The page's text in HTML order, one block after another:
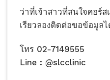
ว่าที่เจ้าสาวที่สนใจคอร์
เรียวลองติดต่อขอข้อมู
โทร 02-7149555
Line : @slcclinic